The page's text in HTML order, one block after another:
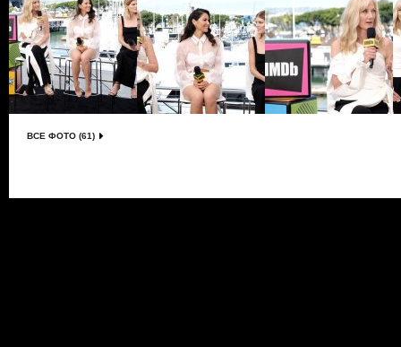
ВСЕ ФОТО (61)